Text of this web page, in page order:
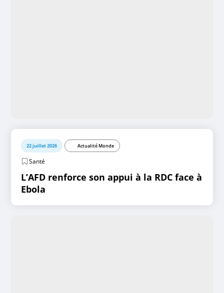
22 juillet 2026 Actualité Monde
Santé
L’AFD renforce son appui à la RDC face à
Ebola